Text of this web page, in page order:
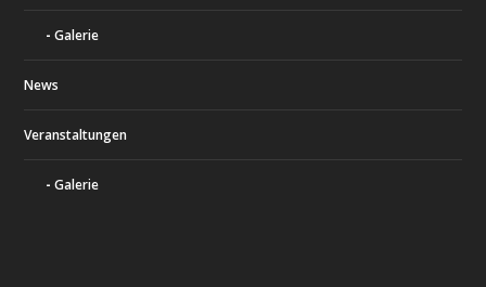
Galerie
News
Veranstaltungen
Galerie